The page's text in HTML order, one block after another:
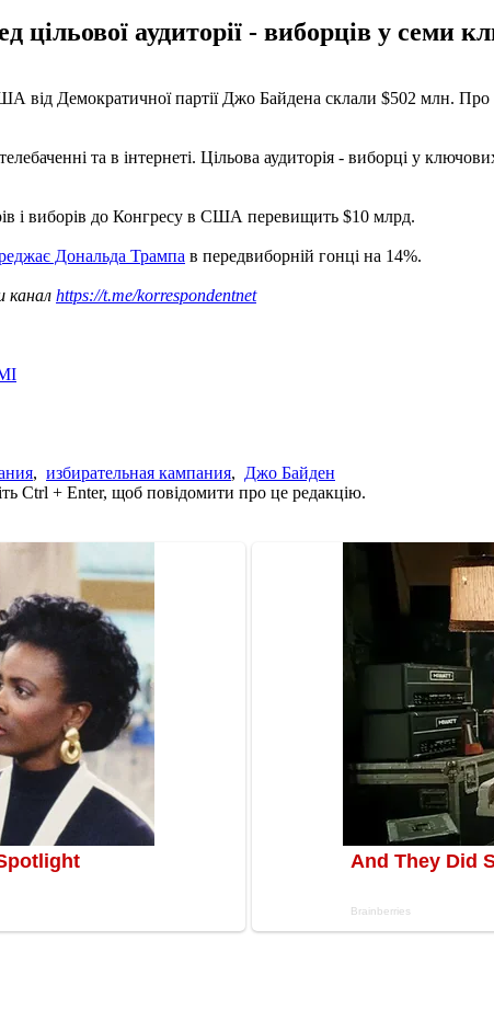
аудиторії - виборців у семи
від Демократичної партії Джо Байдена склали $502 млн. Про
та в інтернеті. Цільова аудиторія - виборці у
і виборів до Конгресу в США перевищить $10 млрд.
Дональда Трампа в передвиборній гонці на 14%.
канал https://t.me/korrespondentnet
, избирательная кампания, Джо Байден
Ctrl + Enter, щоб повідомити про це редакцію.